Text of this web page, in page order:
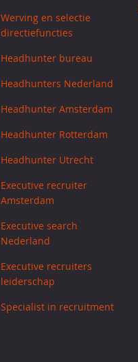
Werving en selectie
directiefuncties
Headhunter bureau
Headhunters Nederland
Headhunter Amsterdam
Headhunter Rotterdam
Headhunter Utrecht
Executive recruiter
Amsterdam
Executive search
Nederland
Executive recruiters
leiderschap
Specialist in recruitment